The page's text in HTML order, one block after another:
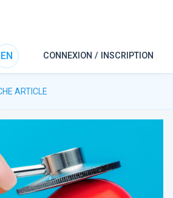
EN CONNEXION / INSCRIPTION
ARTICLE